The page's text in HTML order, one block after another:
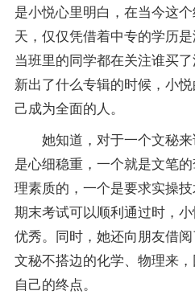
是小悦心里明白，在当今这
天，仅仅凭借着中专的学历
当班里的同学都在关注谁买
新出了什么专辑的时候，小
己成为全面的人。
她知道，对于一个文秘来
是心细稳重，一个就是文笔
理素质的，一个是要求实操
期末考试可以顺利通过时，
优秀。同时，她还向朋友借
文秘不搭边的化学、物理来
自己的终点。